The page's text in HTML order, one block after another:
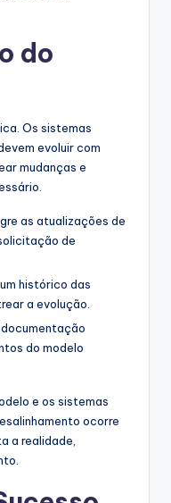
do
Os sistemas
evoluir com
mudanças e
as atualizações de
de
histórico das
a evolução.
do modelo
e os sistemas
ocorre
a realidade,